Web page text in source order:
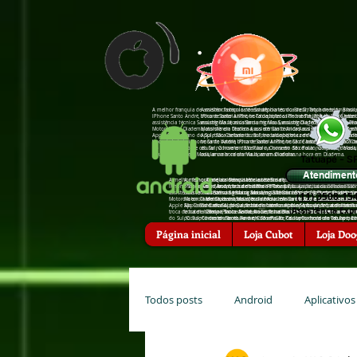
A melhor franquia de assistência técnica de Smartphones do Brasil,
IPhone Santo André, troca de bateria IPhone Tatuapé, troca de
assistência †écnica Sansumg Mauá, assistência †écnica Sansumg
Motorola em Diadema, assistência †écnica Asus em Santo André,
Apple São Caetano do Sul, troca de bateria zenfone tatuapé, troca
troca de bateria iPhone Santo André, troca de bateria iPhone São
do Sul, Conserto de celular na hora em São Paulo, Conserto de
celular na hora em Mauá, arrumar celular na hora em Diadema.
A melhor franquia de assistência técnica de Smartphones do Brasil, Troca de tela
IPhone Santo André, troca de bateria IPhone Tatuapé, troca de bateria IPhone
assistência †écnica Sansumg Mauá, assistência †écnica Sansumg Diadema,
Motorola em Diadema, assistência †écnica Asus em Santo André, assistência
Apple São Caetano do Sul, troca de bateria zenfone tatuapé, troca de bateria
troca de bateria iPhone Santo André, troca de bateria iPhone São Caetano do
do Sul, Conserto de celular na hora em São Paulo, Conserto de celular na hora
celular na hora em Mauá, arrumar celular na hora em Diadema.
A melhor franquia de assistência técnica de Smartphones do
em Mauá, troca de bateria IPhone Santo André, troca de bateria
assistência †écnica Sansumg São Bernardo do Campo,
Motorola em Mauá, assistência †écnica Motorola em Diadema,
†écnica Apple, assistência †écnica Apple Santo André,
Campo, troca de bateria zenfone Diadema, troca de bateria
hora em Santo André, Conserto de celular na hora em Tatuapé,
Diadema, arrumar celular na hora em Santo André, arrumar
A melhor franquia de assistência técnica de Smartphones do Brasil, Troca
IPhone Santo André, troca de bateria IPhone Tatuapé, troca de bateria
assistência †écnica Sansumg Mauá, assistência †écnica Sansumg
Motorola em Diadema, assistência †écnica Asus em Santo André,
Apple São Caetano do Sul, troca de bateria zenfone tatuapé, troca de
troca de bateria iPhone Santo André, troca de bateria iPhone São
do Sul, Conserto de celular na hora em São Paulo, Conserto de celular na
celular na hora em Mauá, arrumar celular na hora em Diadema.
A melhor franquia de assistência técnica de Smartphones do Brasil, Troca de tela na
IPhone Santo André, troca de bateria IPhone Tatuapé, troca de bateria IPhone São
assistência †écnica Sansumg Mauá, assistência †écnica Sansumg Diadema, assistência
Motorola em Diadema, assistência †écnica Asus em Santo André, assistência †écnica
Apple São Caetano do Sul, troca de bateria zenfone tatuapé, troca de bateria zenfone
troca de bateria iPhone Santo André, troca de bateria iPhone São Caetano do Sul,
do Sul, Conserto de celular na hora em São Paulo, Conserto de celular na hora em
celular na hora em Mauá, arrumar celular na hora em Diadema.
Tatuapé -
(11) 3508-
(Assis†ência
Página inicial Loja Cubot Loja
Todos posts Android Aplicativos